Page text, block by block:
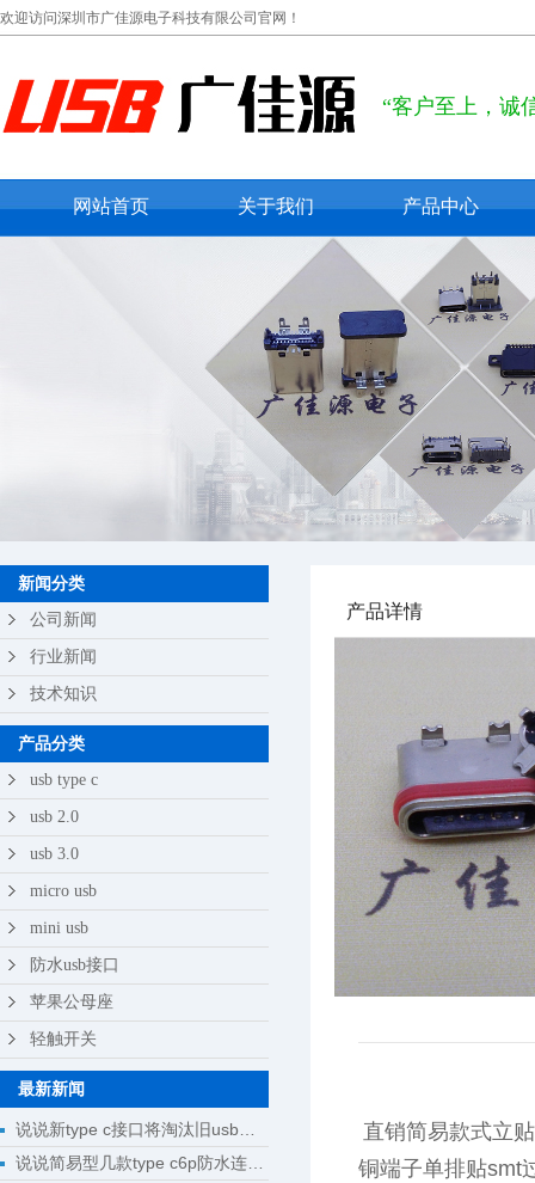
欢迎访问深圳市广佳源电子科技有限公司官网！
“客户至上，诚
网站首页 关于我们
公司概况
联系我们
在线留言
产品中心
usb type c
usb 2.0
usb 3.0
micro usb
mini usb
防水usb接口
轻触开关
新闻分类
公司新闻
行业新闻
技术知识
产品分类
usb type c
usb 2.0
usb 3.0
micro usb
mini usb
防水usb接口
苹果公母座
轻触开关
最新新闻
说说新type c接口将淘汰旧usb接口成为回忆
说说简易型几款type c6p防水连接器母座规格尺寸
产品详情
直销简易款式立
铜端子单排贴smt